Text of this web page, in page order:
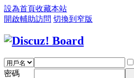
設為首頁收藏本站
開啟輔助訪問 切換到窄版
密碼